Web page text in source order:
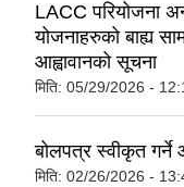
LACC परियोजना
योजनाहरुको बाह्य
आह्वावानको सूचना
मिति: 05/29/2026 -
बोलपत्र स्वीकृत
मिति: 02/26/2026 -